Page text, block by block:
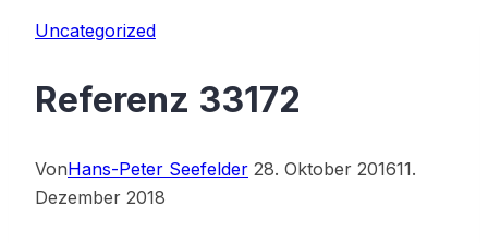
Uncategorized
Referenz 33172
VonHans-Peter Seefelder 28. Oktober 201611.
Dezember 2018